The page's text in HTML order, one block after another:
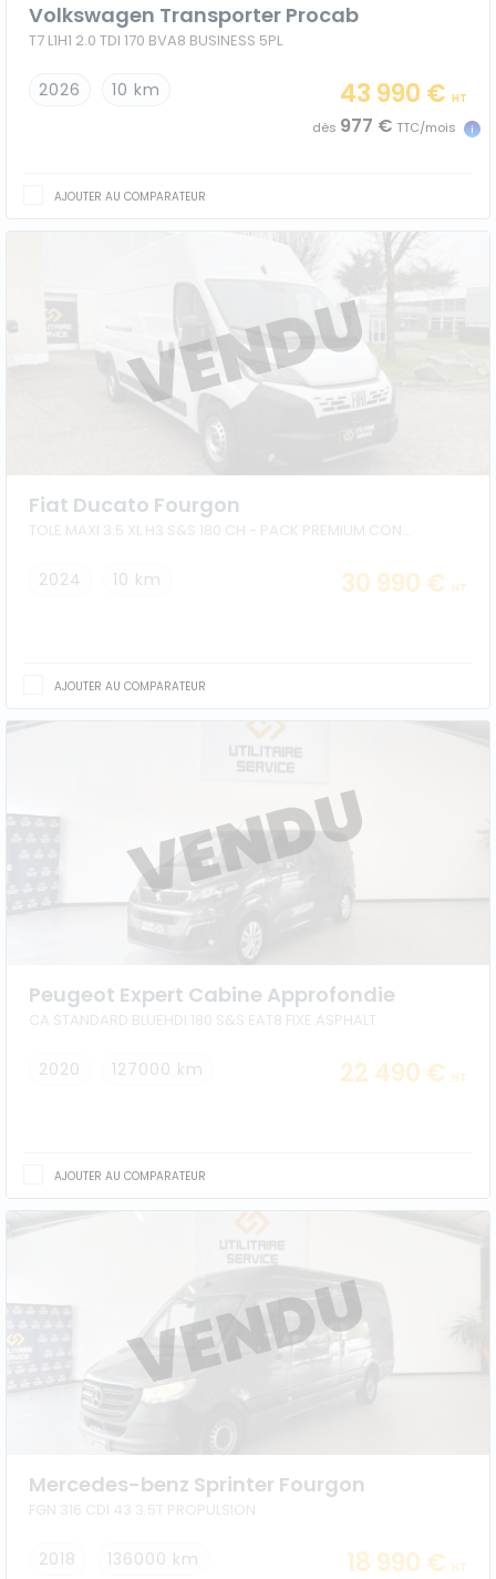
Volkswagen Transporter Procab
T7 L1H1 2.0 TDI 170 BVA8 BUSINESS 5PL
2026 10 km 43 990 € HT
dès 977 € TTC/mois
AJOUTER AU COMPARATEUR
Fiat Ducato Fourgon
2024 10 km 30 990 € HT
AJOUTER AU COMPARATEUR
Peugeot Expert Cabine Approfondie
CA STANDARD BLUEHDI 180 S&S EAT8 FIXE ASPHALT
2020 127000 km 22 490 € HT
AJOUTER AU COMPARATEUR
Mercedes-benz Sprinter Fourgon
FGN 316 CDI 43 3.5T PROPULSION
2018 136000 km 18 990 € HT